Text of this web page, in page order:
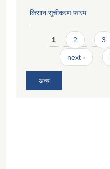
किसान सूचीकरण फारम
Pages
1 2 3
next ›
अन्य